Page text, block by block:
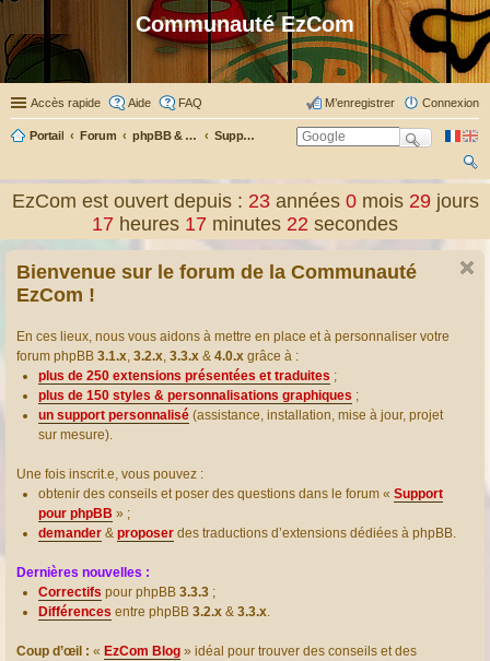
Communauté EzCom
Accès rapide Aide FAQ Connexion
M’enregistrer
Portail Forum phpBB & Co Support pour phpBB
ch
er
EzCom est ouvert depuis : 23 années0 mois29 jours
17 heures 17 minutes 23 secondes
Bienvenue sur le forum de la Communauté
EzCom !
En ces lieux, nous vous aidons à mettre en place et à personnaliser votre
forum phpBB 3.1.x, 3.2.x, 3.3.x & 4.0.x grâce à :
plus de 250 extensions présentées et traduites ;
plus de 150 styles & personnalisations graphiques ;
un support personnalisé (assistance, installation, mise à jour, projet
sur mesure).
Une fois inscrit.e, vous pouvez :
obtenir des conseils et poser des questions dans le forum « Support
pour phpBB » ;
demander & proposer des traductions d’extensions dédiées à phpBB.
Dernières nouvelles :
Correctifs pour phpBB 3.3.3 ;
Différences entre phpBB 3.2.x & 3.3.x.
Coup d’œil : « EzCom Blog » idéal pour trouver des conseils et des